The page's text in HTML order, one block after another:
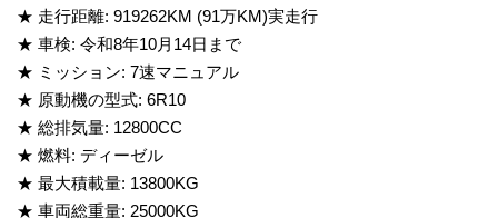
★ 走行距離: 919262KM (91万KM)実走行
★ 車検: 令和8年10月14日まで
★ ミッション: 7速マニュアル
★ 原動機の型式: 6R10
★ 総排気量: 12800CC
★ 燃料: ディーゼル
★ 最大積載量: 13800KG
★ 車両総重量: 25000KG